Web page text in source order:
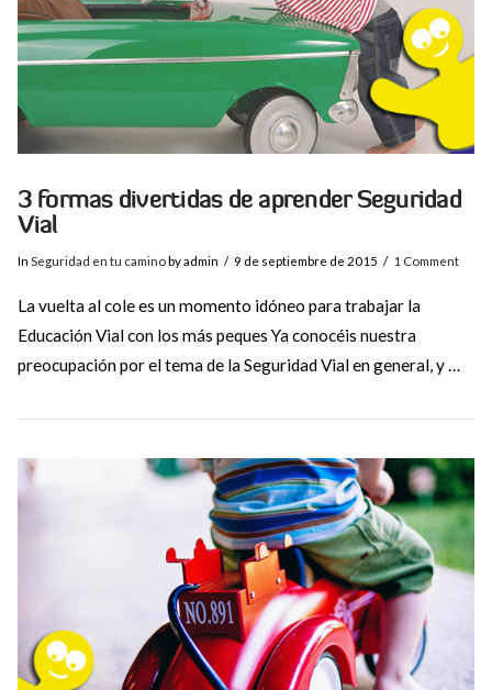
VIEW POST
3 formas divertidas de aprender Seguridad
Vial
In Seguridad en tu caminoby admin 9 de septiembre de 2015 1 Comment
La vuelta al cole es un momento idóneo para trabajar la
Educación Vial con los más peques Ya conocéis nuestra
preocupación por el tema de la Seguridad Vial en general, y …